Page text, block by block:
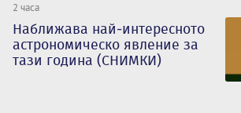
2 часа
Наближава най-интересното
астрономическо явление за
тази година (СНИМКИ)